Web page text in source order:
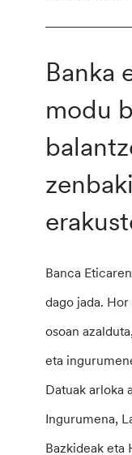
Banka
modu
Banca
dago jada.
osoan
eta
Datuak arloka
Ingurumena,
Bazkideak eta